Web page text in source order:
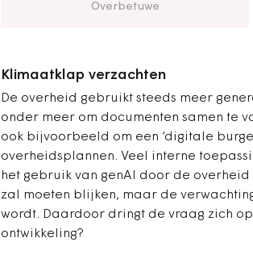
Overbetuwe
Klimaatklap verzachten
De overheid gebruikt steeds meer
onder meer om documenten samen te
ook bijvoorbeeld om een ‘digitale
overheidsplannen. Veel interne
het gebruik van genAI door de
zal moeten blijken, maar de
wordt. Daardoor dringt de vraag zich
ontwikkeling?